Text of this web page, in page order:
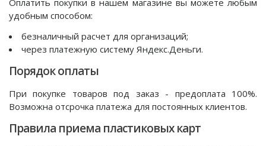
удобным способом:
безналичный расчет для организаций;
через платежную систему Яндекс.Деньги.
Порядок оплаты
При покупке товаров под заказ - предоплата 100%.
Возможна отсрочка платежа для постоянных клиентов.
Правила приема пластиковых карт